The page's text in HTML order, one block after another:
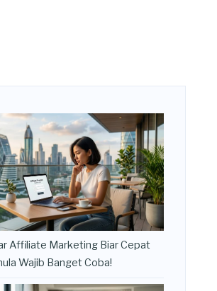
Affiliate Marketing Biar Cepat
Wajib Banget Coba!